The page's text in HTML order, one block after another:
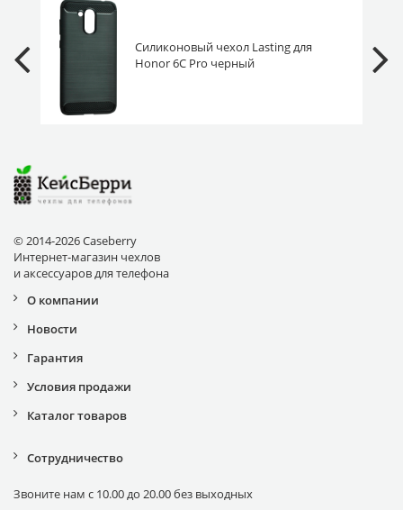
Силиконовый чехол Lasting для
Honor 6C Pro черный
© 2014-2026 Caseberry
Интернет-магазин чехлов
и аксессуаров для телефона
О компании
Новости
Гарантия
Условия продажи
Каталог товаров
Сотрудничество
Звоните нам с 10.00 до 20.00 без выходных